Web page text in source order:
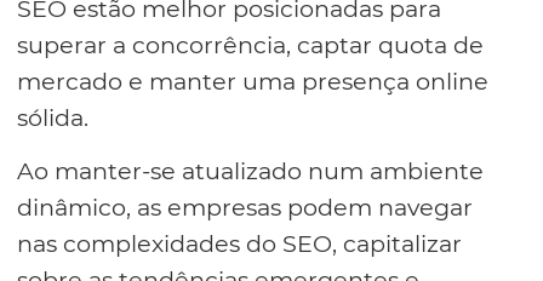
SEO estão melhor posicionadas para
superar a concorrência, captar quota de
mercado e manter uma presença online
sólida.
Ao manter-se atualizado num ambiente
dinâmico, as empresas podem navegar
nas complexidades do SEO, capitalizar